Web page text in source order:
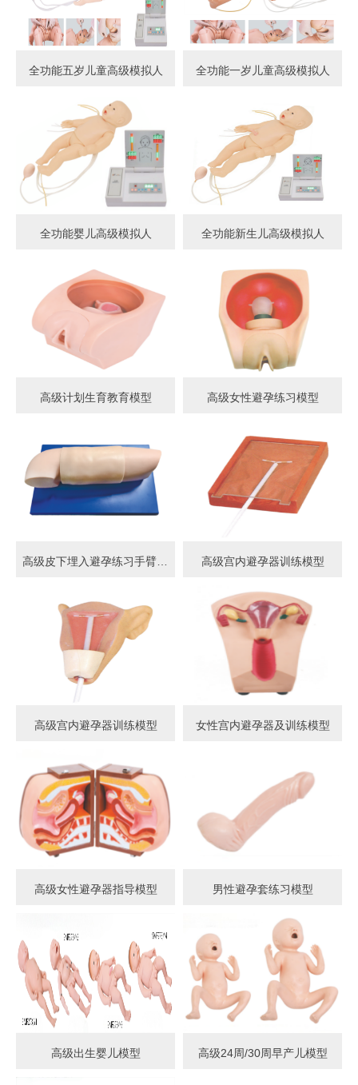
全功能五岁儿童高级模拟人 全功能一岁儿童高级模拟人
全功能婴儿高级模拟人 全功能新生儿高级模拟人
高级计划生育教育模型 高级女性避孕练习模型
高级皮下埋入避孕练习手臂模型 高级宫内避孕器训练模型
高级宫内避孕器训练模型 女性宫内避孕器及训练模型
高级女性避孕器指导模型 男性避孕套练习模型
高级出生婴儿模型 高级24周/30周早产儿模型